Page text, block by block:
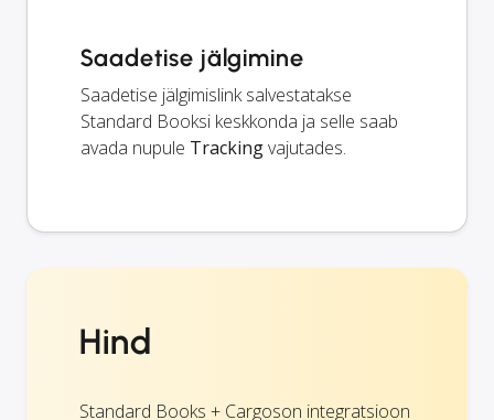
Saadetise jälgimine
Saadetise jälgimislink salvestatakse
Standard Booksi keskkonda ja selle saab
avada nupule Trackingvajutades.
Hind
Standard Books + Cargoson integratsioon